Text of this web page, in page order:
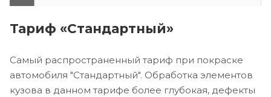
Тариф «Стандартный»
Самый распространенный тариф при покраске
автомобиля "Стандартный". Обработка элементов
кузова в данном тарифе более глубокая, дефекты